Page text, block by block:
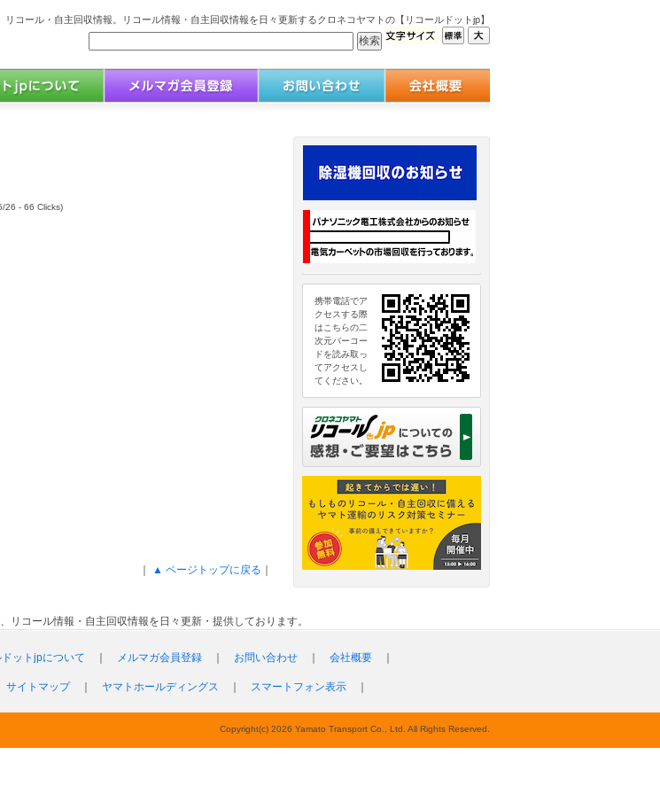
リコール・自主回収情報。リコール情報・自主回収情報を日々更新するクロネコヤマトの【リコールドットjp】
26 - 66 Clicks)
▲ ページトップに戻る
携帯電話でア
クセスする際
はこちらの二
次元バーコー
ドを読み取っ
てアクセスし
てください。
リコール情報・自主回収情報を日々更新・提供しております。
ドットjpについて メルマガ会員登録 お問い合わせ 会社概要
サイトマップ｜ ヤマトホールディングス スマートフォン表示
Copyright(c) 2026 Yamato Transport Co., Ltd. All Rights Reserved.